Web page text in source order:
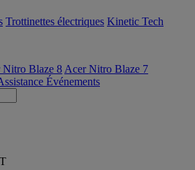
Trottinettes électriques Kinetic Tech
Nitro Blaze 8 Acer Nitro Blaze 7
Événements